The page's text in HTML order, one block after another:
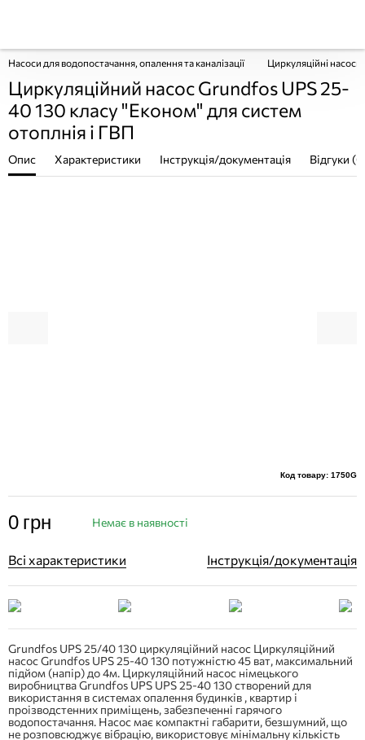
Насоси для водопостачання, опалення та каналізації Циркуляційні насоси
Циркуляційний насос Grundfos UPS 25-
40 130 класу "Економ" для систем
отоплнія і ГВП
Опис Характеристики Інструкція/документація Відгуки
Код товару: 1750G
0 грн Немає в наявності
Всі характеристики Інструкція/документація
Grundfos UPS 25/40 130 циркуляційний насос Циркуляційний
насос Grundfos UPS 25-40 130 потужністю 45 ват, максимальний
підйом (напір) до 4м. Циркуляційний насос німецького
виробництва Grundfos UPS UPS 25-40 130 створений для
використання в системах опалення будинків , квартир і
проізводстенних приміщень, забезпеченні гарячого
водопостачання. Насос має компактні габарити, безшумний, що
не розповсюджує вібрацію, використовує мінімальну кількість